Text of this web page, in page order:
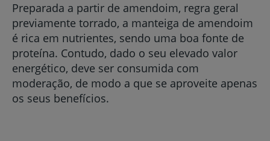
Preparada a partir de amendoim, regra geral
previamente torrado, a manteiga de amendoim
é rica em nutrientes, sendo uma boa fonte de
proteína. Contudo, dado o seu elevado valor
energético, deve ser consumida com
moderação, de modo a que se aproveite apenas
os seus benefícios.